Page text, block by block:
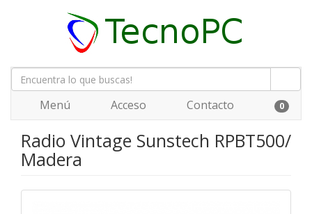
Menú Acceso Contacto 0
Radio Vintage Sunstech RPBT500/
Madera